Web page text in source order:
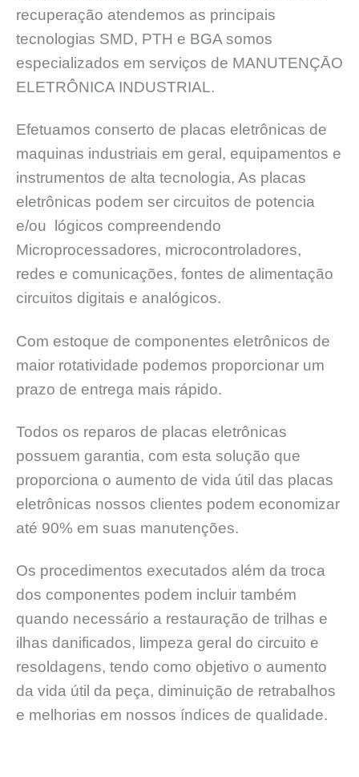
recuperação atendemos as principais
tecnologias SMD, PTH e BGA somos
especializados em serviços de MANUTENÇĀO
ELETRÔNICA INDUSTRIAL.
Efetuamos conserto de placas eletrônicas de
maquinas industriais em geral, equipamentos e
instrumentos de alta tecnologia, As placas
eletrônicas podem ser circuitos de potencia
e/ou lógicos compreendendo
Microprocessadores, microcontroladores,
redes e comunicações, fontes de alimentação
circuitos digitais e analógicos.
Com estoque de componentes eletrônicos de
maior rotatividade podemos proporcionar um
prazo de entrega mais rápido.
Todos os reparos de placas eletrônicas
possuem garantia, com esta solução que
proporciona o aumento de vida útil das placas
eletrônicas nossos clientes podem economizar
até 90% em suas manutenções.
Os procedimentos executados além da troca
dos componentes podem incluir também
quando necessário a restauração de trilhas e
ilhas danificados, limpeza geral do circuito e
resoldagens, tendo como objetivo o aumento
da vida útil da peça, diminuição de retrabalhos
e melhorias em nossos índices de qualidade.